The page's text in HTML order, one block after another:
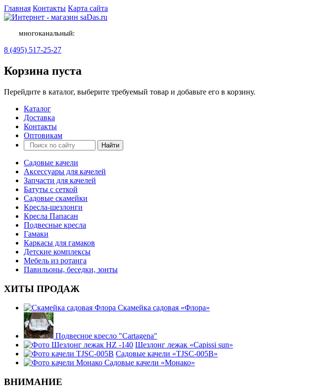
Главная Контакты Карта сайта
многоканальный:
8 (495) 517-25-27
Корзина пуста
Перейдите в каталог, выберите требуемый товар и добавьте его в корзину.
Каталог
Доставка
Контакты
Оптовикам
Садовые качели
Аксессуары для качелей
Запчасти для качелей
Батуты с сеткой
Садовые скамейки
Кресла-шезлонги
Кресла Папасан
Подвесные кресла
Гамаки
Каркасы для гамаков
Детские комплексы
Мебель из ротанга
Павильоны, беседки, зонты
ХИТЫ ПРОДАЖ
Скамейка садовая «Флора»
Подвесное кресло "Cartagena"
Шезлонг лежак «Capissi sun»
Садовые качели «TJSC-005B»
Садовые качели «Монако»
ВНИМАНИЕ